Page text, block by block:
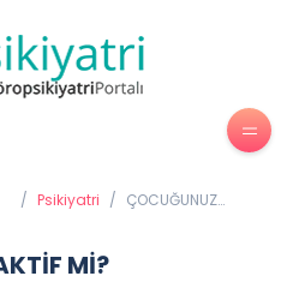
/ Psikiyatri / ÇOCUĞUNUZ
Mİ?